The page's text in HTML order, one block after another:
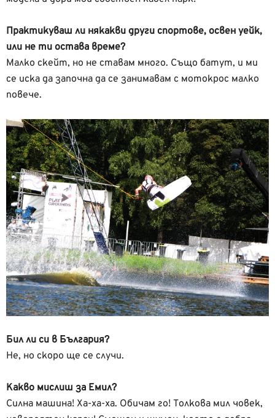
Практикуваш ли някакви други спортове, освен уейк,
или не ти остава време?
Малко скейт, но не ставам много. Също батут, и ми
се иска да започна да се занимавам с мотокрос малко
повече.
Бил ли си в България?
Не, но скоро ще се случи.
Какво мислиш за Емил?
Силна машина! Ха-ха-ха. Обичам го! Толкова мил човек,